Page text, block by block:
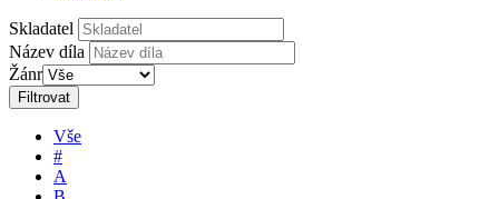
Skladatel
Název díla
Žánr
Filtrovat
Vše
#
A